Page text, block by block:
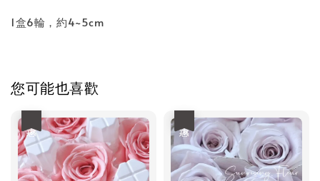
1盒6輪 ，約4~5cm
您可能也喜歡